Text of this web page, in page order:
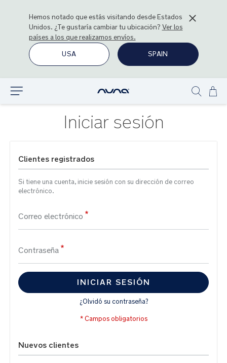
Hemos notado que estás visitando desdeEstados
Unidos. ¿Te gustaría cambiar tu ubicación? Ver los
países a los que realizamos envíos.
USA
SPAIN
Ir
Iniciar sesión
Clientes registrados
Si tiene una cuenta, inicie sesión con su dirección de correo
electrónico.
Correo electrónico
Contraseña
INICIAR SESIÓN
¿Olvidó su contraseña?
Nuevos clientes